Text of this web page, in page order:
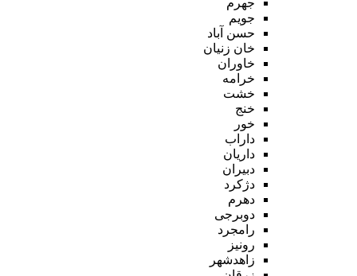
جویم
حسن آباد
خان زنیان
خاوران
خرامه
خشت
خنج
خور
داراب
داریان
دبیران
دژکرد
دهرم
دوبرجی
رامجرد
رونیز
زاهدشهر